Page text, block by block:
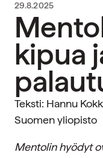
29.8.2025
kipua
Teksti: Hannu
Suomen yliopisto
Mentolin hyödyt